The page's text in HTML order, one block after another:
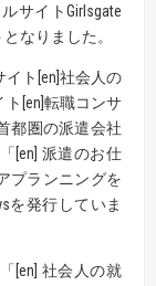
サイトGirlsgate
なりました。
イト[en]社会人の
[en]転職コンサ
都圏の派遣会社
[en] 派遣のお仕
プランニングを
を発行していま
[en] 社会人の就